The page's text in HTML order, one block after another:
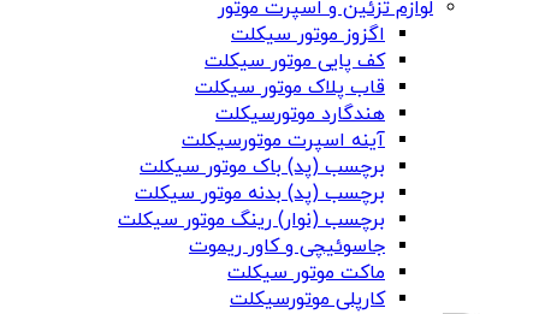
لوازم تزئین و اسپرت موتور
اگزوز موتور سیکلت
کف پایی موتور سیکلت
قاب پلاک موتور سیکلت
هندگارد موتورسیکلت
آینه اسپرت موتورسیکلت
برچسب (پد) باک موتور سیکلت
برچسب (پد) بدنه موتور سیکلت
برچسب (نوار) رینگ موتور سیکلت
جاسوئیچی و کاور ریموت
ماکت موتور سیکلت
کارپلی موتورسیکلت